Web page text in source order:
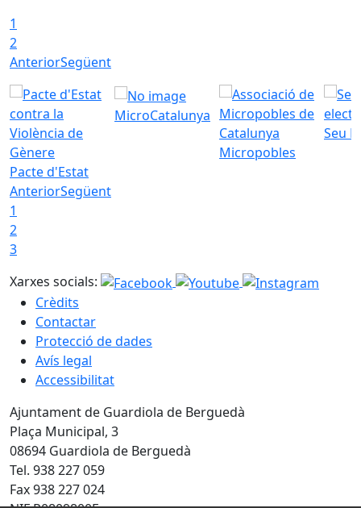
1
2
AnteriorSegüent
Pacte d'Estat
MicroCatalunya
Micropobles
Seu
AnteriorSegüent
1
2
3
Xarxes socials:
Crèdits
Contactar
Protecció de dades
Avís legal
Accessibilitat
Ajuntament de Guardiola de Berguedà
Plaça Municipal, 3
08694 Guardiola de Berguedà
Tel. 938 227 059
Fax 938 227 024